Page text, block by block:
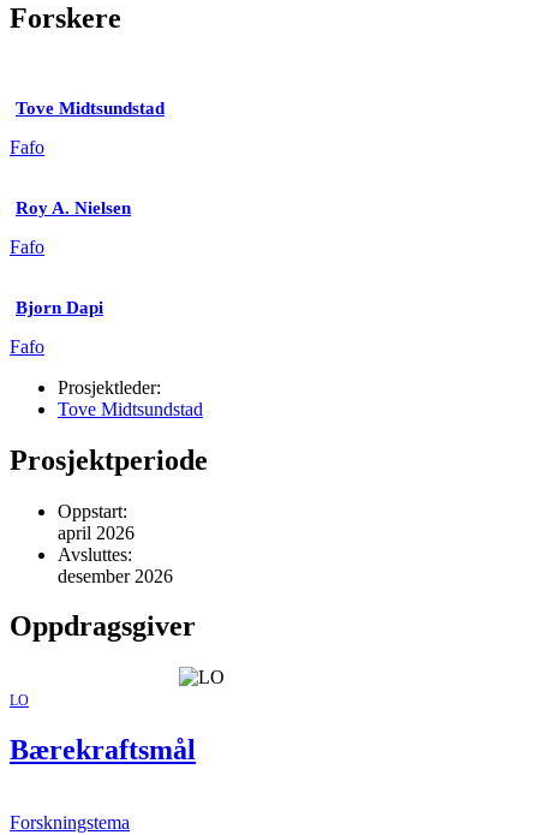
Forskere
Tove Midtsundstad
Fafo
Roy A. Nielsen
Fafo
Bjorn Dapi
Fafo
Prosjektleder:
Tove Midtsundstad
Prosjektperiode
Oppstart:
april 2026
Avsluttes:
desember 2026
Oppdragsgiver
LO
Bærekraftsmål
Forskningstema